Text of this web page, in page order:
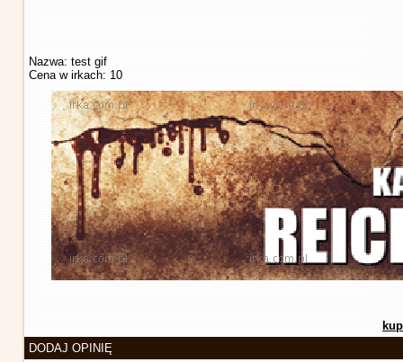
Nazwa: test gif
Cena w irkach: 10
DODAJ OPINIĘ